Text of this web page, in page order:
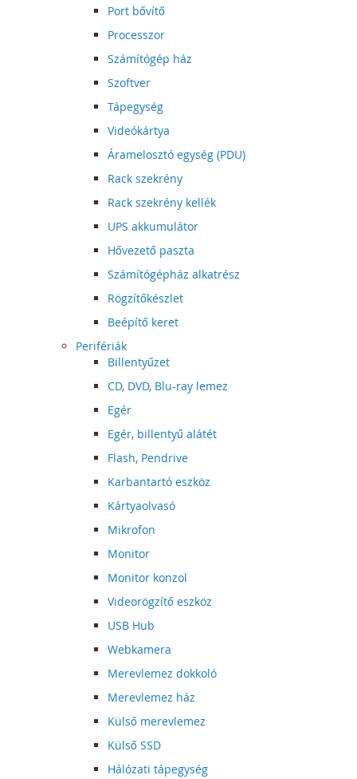
Port bővítő
Processzor
Számítógép ház
Szoftver
Tápegység
Videókártya
Áramelosztó egység (PDU)
Rack szekrény
Rack szekrény kellék
UPS akkumulátor
Hővezető paszta
Számítógépház alkatrész
Rögzítőkészlet
Beépítő keret
Perifériák
Billentyűzet
CD, DVD, Blu-ray lemez
Egér
Egér, billentyű alátét
Flash, Pendrive
Karbantartó eszköz
Kártyaolvasó
Mikrofon
Monitor
Monitor konzol
Videorögzítő eszköz
USB Hub
Webkamera
Merevlemez dokkoló
Merevlemez ház
Külső merevlemez
Külső SSD
Hálózati tápegység